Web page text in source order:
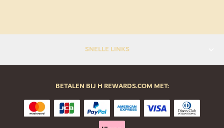
SNELLE LINKS
BETALEN BIJ H REWARDS.COM MET: